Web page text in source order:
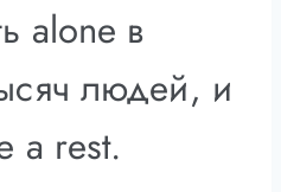
alone в
людей, и
a rest.